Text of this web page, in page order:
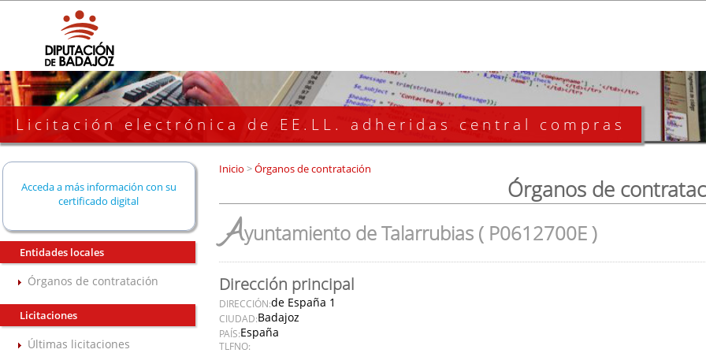
Licitación electrónica de EE.LL. adheridas central compras
Acceda a más información con su
certificado digital
Entidades locales
Órganos de contratación
Licitaciones
Últimas licitaciones
Inicio >Órganos de contratación
Órganos de
Ayuntamiento de Talarrubias ( P0612700E )
Dirección principal
DIRECCIÓN:de España 1
CIUDAD:Badajoz
PAÍS:España
TLFNO: